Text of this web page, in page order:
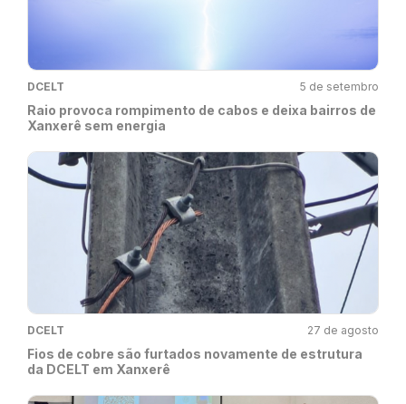
DCELT 5 de setembro
Raio provoca rompimento de cabos e deixa bairros de
Xanxerê sem energia
DCELT 27 de agosto
Fios de cobre são furtados novamente de estrutura
da DCELT em Xanxerê